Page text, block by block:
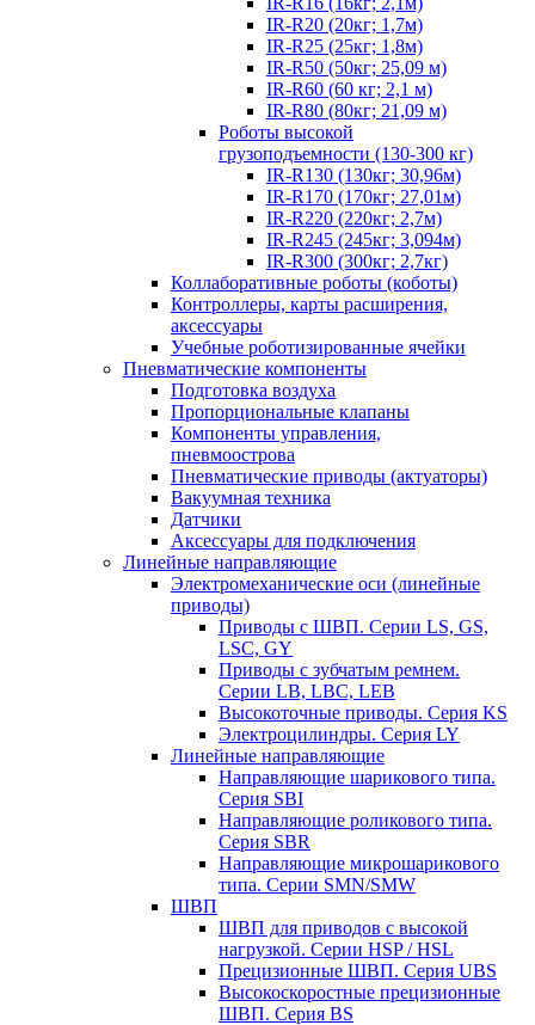
IR-R20 (20кг; 1,7м)
IR-R25 (25кг; 1,8м)
IR-R50 (50кг; 25,09 м)
IR-R60 (60 кг; 2,1 м)
IR-R80 (80кг; 21,09 м)
Роботы высокой
грузоподъемности (130-300 кг)
IR-R130 (130кг; 30,96м)
IR-R170 (170кг; 27,01м)
IR-R220 (220кг; 2,7м)
IR-R245 (245кг; 3,094м)
IR-R300 (300кг; 2,7кг)
Коллаборативные роботы (коботы)
Контроллеры, карты расширения,
аксессуары
Учебные роботизированные ячейки
Пневматические компоненты
Подготовка воздуха
Пропорциональные клапаны
Компоненты управления,
пневмоострова
Пневматические приводы (актуаторы)
Вакуумная техника
Датчики
Аксессуары для подключения
Линейные направляющие
Электромеханические оси (линейные
приводы)
Приводы с ШВП. Серии LS, GS,
LSC, GY
Приводы с зубчатым ремнем.
Серии LB, LBC, LEB
Высокоточные приводы. Серия KS
Электроцилиндры. Серия LY
Линейные направляющие
Направляющие шарикового типа.
Серия SBI
Направляющие роликового типа.
Серия SBR
Направляющие микрошарикового
типа. Серии SMN/SMW
ШВП
ШВП для приводов с высокой
нагрузкой. Серии HSP / HSL
Прецизионные ШВП. Серия UBS
Высокоскоростные прецизионные
ШВП. Серия BS